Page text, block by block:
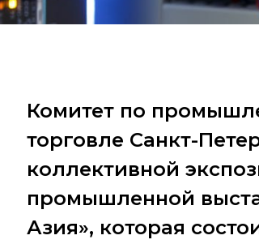
Комитет по
торговле Санкт-
коллективной
промышленной
Азия», которая